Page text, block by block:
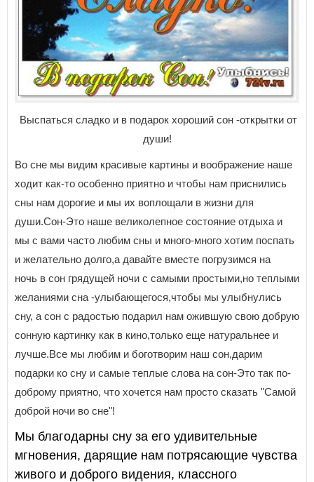
Выспаться сладко и в подарок хороший сон -открытки от
души!
Во сне мы видим красивые картины и воображение наше
ходит как-то особенно приятно и чтобы нам приснились
сны нам дорогие и мы их воплощали в жизни для
души.Сон-Это наше великолепное состояние отдыха и
мы с вами часто любим сны и много-много хотим поспать
и желательно долго,а давайте вместе погрузимся на
ночь в сон грядущей ночи с самыми простыми,но теплыми
желаниями сна -улыбающегося,чтобы мы улыбнулись
сну, а сон с радостью подарил нам ожившую свою добрую
сонную картинку как в кино,только еще натуральнее и
лучше.Все мы любим и боготворим наш сон,дарим
подарки ко сну и самые теплые слова на сон-Это так по-
доброму приятно, что хочется нам просто сказать "Самой
доброй ночи во сне"!
Мы благодарны сну за его удивительные
мгновения, дарящие нам потрясающие чувства
живого и доброго видения, классного